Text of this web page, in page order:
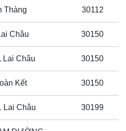
Thàng 30112
Châu 30150
Lai Châu 30150
Kết 30150
Lai Châu 30199